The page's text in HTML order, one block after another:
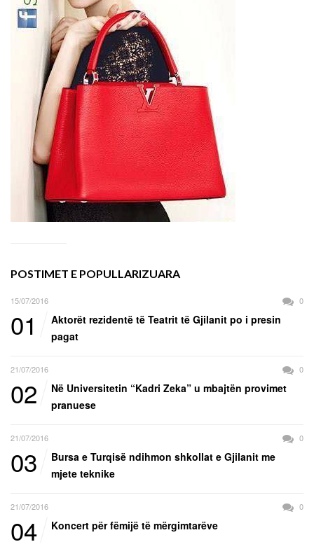
POSTIMET E POPULLARIZUARA
15/07/2016 0
01
Aktorët rezidentë të Teatrit të Gjilanit po i presin
pagat
21/07/2016 0
02
Në Universitetin “Kadri Zeka” u mbajtën provimet
pranuese
21/07/2016 0
03
Bursa e Turqisë ndihmon shkollat e Gjilanit me
mjete teknike
21/07/2016 0
04 Koncert për fëmijë të mërgimtarëve